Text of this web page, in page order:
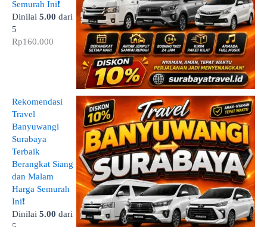
Semurah Ini❗
Dinilai 5.00 dari
5
Rp160.000
Rekomendasi
Travel
Banyuwangi
Surabaya
Terbaik
Berangkat Siang
dan Malam
Harga Semurah
Ini❗
Dinilai 5.00 dari